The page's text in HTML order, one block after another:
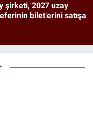
şirketi, 2027 uzay
biletlerini satışa